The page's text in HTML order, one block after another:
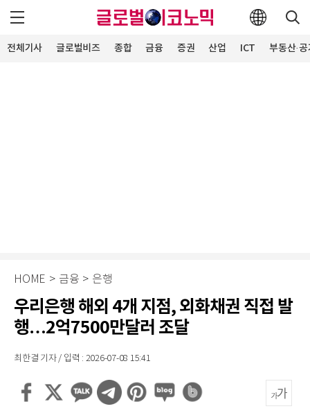
전체기사 글로벌비즈 종합 금융 증권 산업 ICT 부동산·
HOME > 금융 > 은행
우리은행 해외 4개 지점, 외화채권 직접 발
행…2억7500만달러 조달
최한결 기자 / 입력 : 2026-07-08 15:41